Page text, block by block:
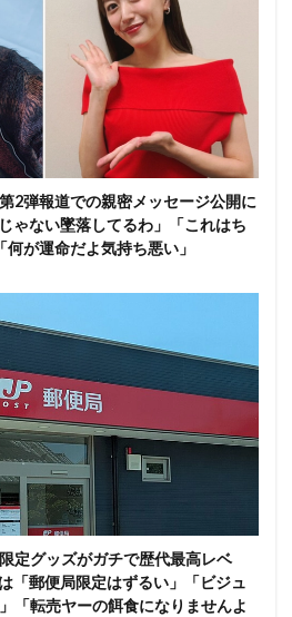
2弾報道での親密メッセージ公開に
ゃない墜落してるわ」「これはち
が運命だよ気持ち悪い」
定グッズがガチで歴代最高レベ
「郵便局限定はずるい」「ビジュ
「転売ヤーの餌食になりませんよ